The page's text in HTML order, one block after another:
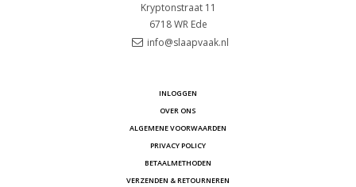
Kryptonstraat 11
6718 WR Ede
info@slaapvaak.nl
INLOGGEN
OVER ONS
ALGEMENE VOORWAARDEN
PRIVACY POLICY
BETAALMETHODEN
VERZENDEN & RETOURNEREN